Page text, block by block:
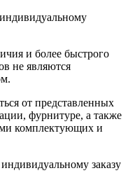
и более быстрого
не являются
от представленных
фурнитуре, а также
комплектующих и
заказу